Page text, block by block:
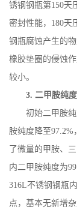
锈钢钢瓶第150天
密封性能， 180天
钢瓶腐蚀产生的
橡胶垫圈的侵蚀
较小。
3.二甲胺纯
初始二甲胺
胺纯度降至97.2%
了微量的甲胺、
内二甲胺纯度为
316L不锈钢钢瓶
点，基本无新增杂